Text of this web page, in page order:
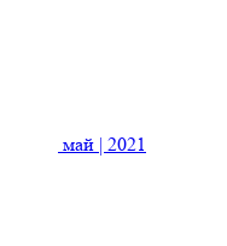
май | 2021